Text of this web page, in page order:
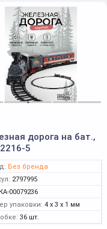
дорога на бат.,
5
Без бренда
2797995
КА-00079236
упаковки: 4 x 3 x 1 мм
36 шт.